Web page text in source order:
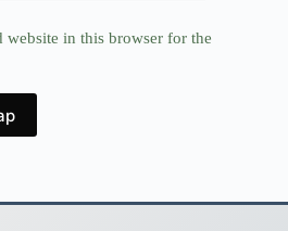
website in this browser for the